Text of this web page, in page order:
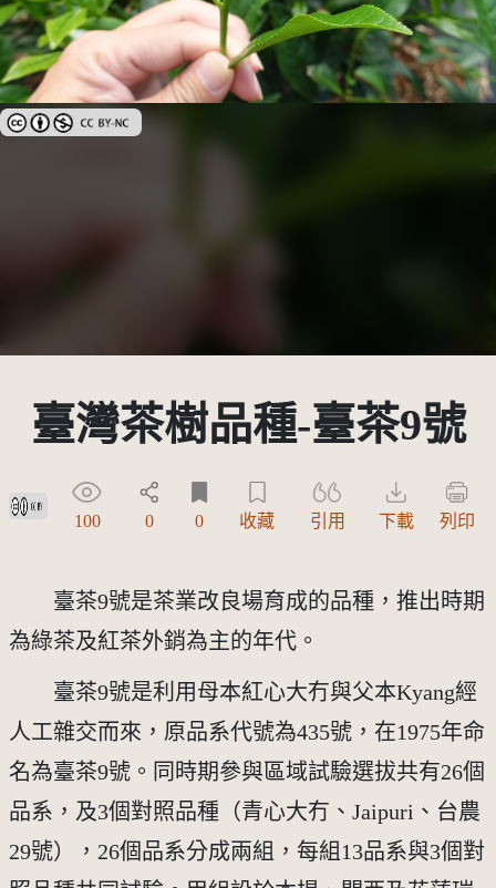
創用CC姓名標示-非商業性 3.0 台灣及其後版本(CC BY-NC 3.0 TW +)
臺灣茶樹品種-臺茶9號
創用CC姓名標示 3.0 台灣及其後版本(CC BY 3.0 TW +)
100 0 0 收藏 引用 下載 列印
臺茶9號是茶業改良場育成的品種，推出時期
為綠茶及紅茶外銷為主的年代。
臺茶9號是利用母本紅心大冇與父本Kyang經
人工雜交而來，原品系代號為435號，在1975年命
名為臺茶9號。同時期參與區域試驗選拔共有26個
品系，及3個對照品種（青心大冇、Jaipuri、台農
29號），26個品系分成兩組，每組13品系與3個對